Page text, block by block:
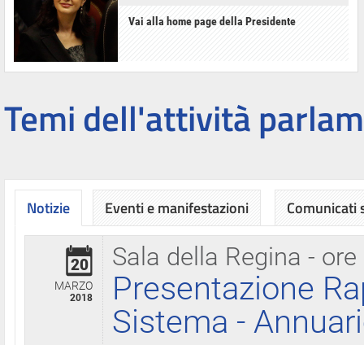
Vai alla home page della Presidente
Temi dell'attività
Notizie
Sala della Regina - ore
20
MARZO
2018
Presentazione
Sistema -
Eventi e manifestazioni Comunicati